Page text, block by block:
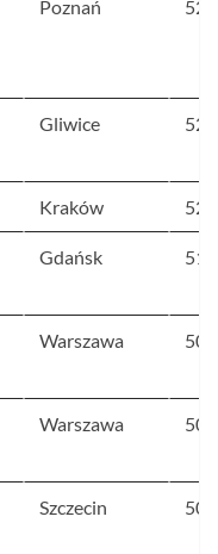
Poznań 52
Gliwice 52
Kraków 52
Gdańsk 51
Warszawa 50
Warszawa 50
Szczecin 50